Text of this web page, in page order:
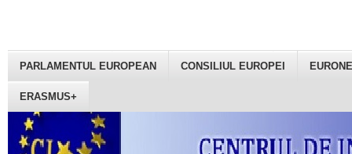
PARLAMENTUL EUROPEAN CONSILIUL EUROPEI
ERASMUS+